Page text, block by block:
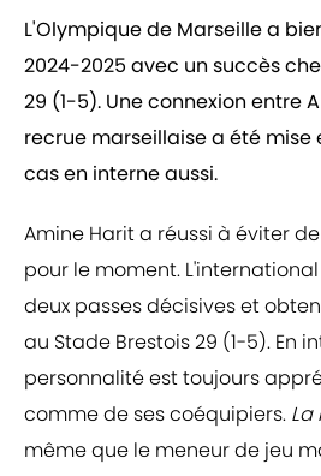
L'Olympique de Marseille a
2024-2025 avec un succès
29 (1-5). Une connexion entre
recrue marseillaise a été mise
cas en interne aussi.
Amine Harit a réussi à éviter
pour le moment.
deux passes décisives et
au Stade Brestois 29 (1-5). En
personnalité est toujours
comme de ses coéquipiers. La
même que le meneur de jeu